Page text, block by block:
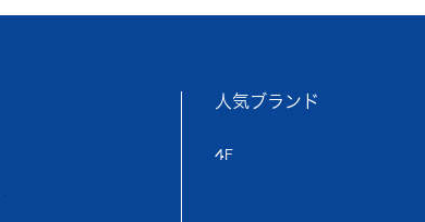
人気ブランド
4F